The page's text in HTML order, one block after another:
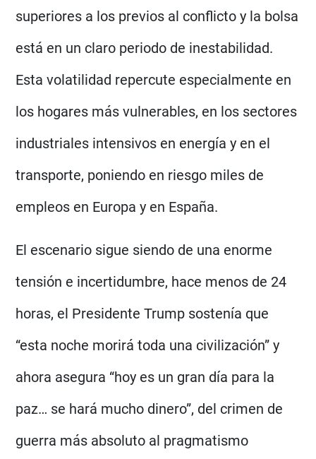
superiores a los previos al conflicto y la bolsa
está en un claro periodo de inestabilidad.
Esta volatilidad repercute especialmente en
los hogares más vulnerables, en los sectores
industriales intensivos en energía y en el
transporte, poniendo en riesgo miles de
empleos en Europa y en España.
El escenario sigue siendo de una enorme
tensión e incertidumbre, hace menos de 24
horas, el Presidente Trump sostenía que
“esta noche morirá toda una civilización” y
ahora asegura “hoy es un gran día para la
paz… se hará mucho dinero”, del crimen de
guerra más absoluto al pragmatismo